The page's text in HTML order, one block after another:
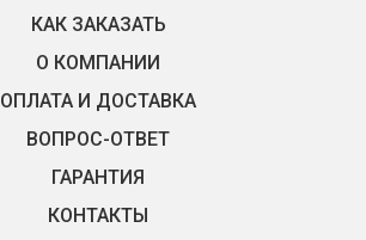
КАК ЗАКАЗАТЬ
О КОМПАНИИ
ОПЛАТА И ДОСТАВКА
ВОПРОС-ОТВЕТ
ГАРАНТИЯ
КОНТАКТЫ